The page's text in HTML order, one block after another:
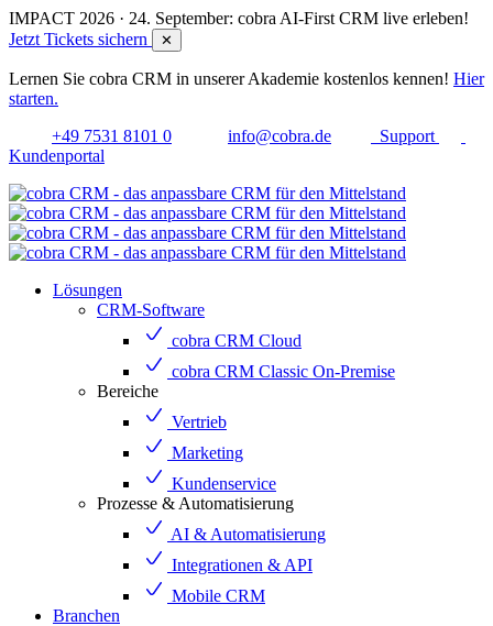
IMPACT 2026 · 24. September: cobra AI-First CRM live erleben!
Jetzt Tickets sichern
✕
Lernen Sie cobra CRM in unserer Akademie kostenlos kennen! Hier
starten.
+49 7531 8101 0
info@cobra.de
Support
Kundenportal
Lösungen
CRM-Software
cobra CRM Cloud
cobra CRM Classic On-Premise
Bereiche
Vertrieb
Marketing
Kundenservice
Prozesse & Automatisierung
AI & Automatisierung
Integrationen & API
Mobile CRM
Branchen